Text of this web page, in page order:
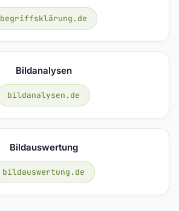
begriffsklärung.de
Bildanalysen
bildanalysen.de
Bildauswertung
bildauswertung.de